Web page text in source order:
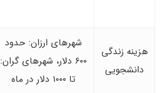
هزینه زندگی
دانشجویی
شهرهای ارزان: حدود
۶۰۰ دلار، شهرهای گران:
تا ۱۰۰۰ دلار در ماه